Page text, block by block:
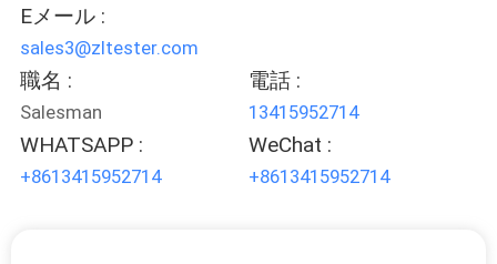
達
に
連
絡
Eメール :
sales3@zltester.com
職名 :
Salesman
電話 :
13415952714
WHATSAPP :
+8613415952714
WeChat :
+8613415952714